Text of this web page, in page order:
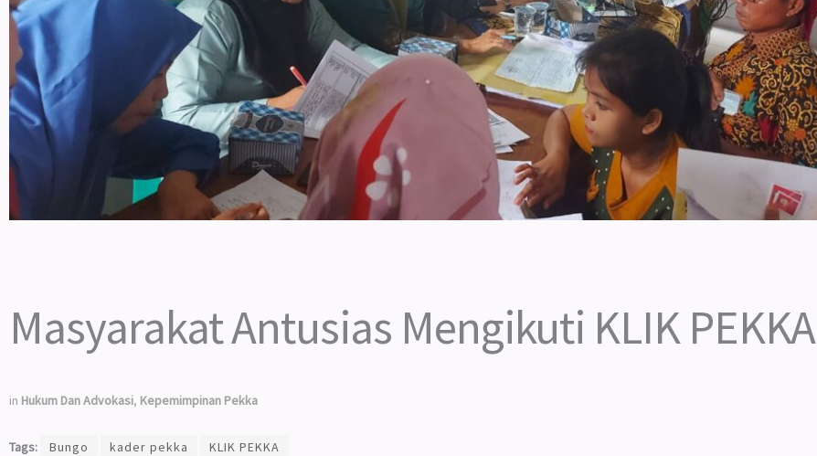
Masyarakat Antusias Mengikuti KLIK PEKKA
in Hukum Dan Advokasi, Kepemimpinan Pekka
Tags: Bungo kader pekka KLIK PEKKA